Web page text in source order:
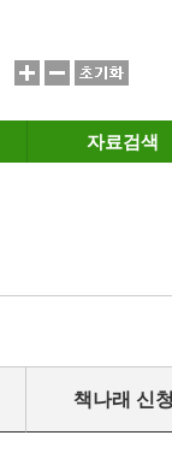
자료검색
책나래 신